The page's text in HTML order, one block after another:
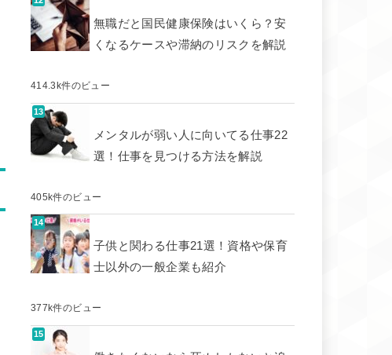
無職だと国民健康保険はいくら？安
くなるケースや滞納のリスクを解説
414.3k件のビュー
メンタルが弱い人に向いてる仕事22
選！仕事を見つける方法を解説
405k件のビュー
子供と関わる仕事21選！資格や保育
士以外の一般企業も紹介
377k件のビュー